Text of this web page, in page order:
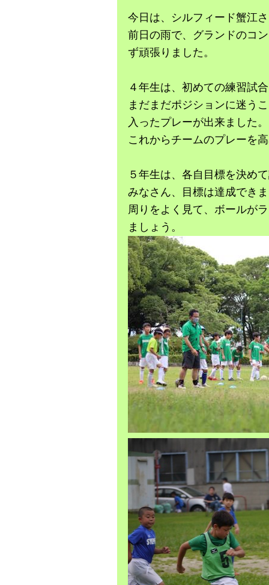
今日は、シルフィード蟹江
前日の雨で、グランドのコ
ず頑張りました。
４年生は、初めての練習試
まだまだポジションに迷う
入ったプレーが出来ました。
これからチームのプレーを
５年生は、各自目標を決め
みなさん、目標は達成でき
周りをよく見て、ボールが
ましょう。